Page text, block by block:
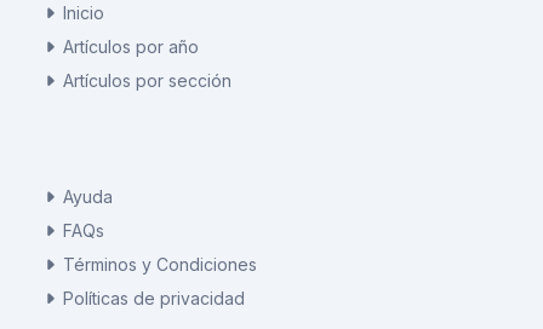
Inicio
Artículos por año
Artículos por sección
Ayuda
FAQs
Términos y Condiciones
Políticas de privacidad